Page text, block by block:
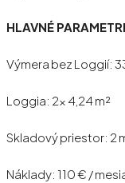
HLAVNÉ
Výmera bez Loggií:
Loggia: 2x 4,24 m²
Skladový priestor: 2
Náklady: 110 € /